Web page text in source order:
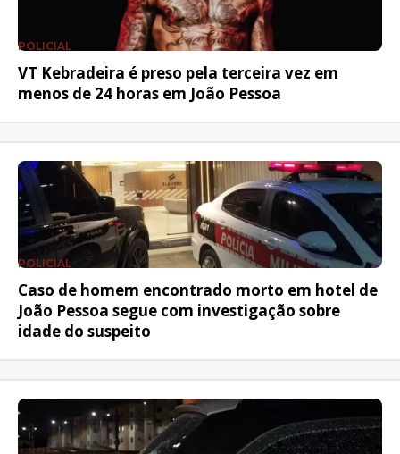
POLICIAL
VT Kebradeira é preso pela terceira vez em
menos de 24 horas em João Pessoa
POLICIAL
Caso de homem encontrado morto em hotel de
João Pessoa segue com investigação sobre
idade do suspeito